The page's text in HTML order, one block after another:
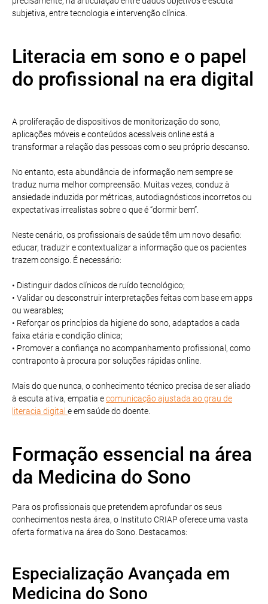
subjetiva, entre tecnologia e intervenção clínica.
Literacia em sono e o papel
do profissional na era digital
A proliferação de dispositivos de monitorização do sono,
aplicações móveis e conteúdos acessíveis online está a
transformar a relação das pessoas com o seu próprio descanso.
No entanto, esta abundância de informação nem sempre se
traduz numa melhor compreensão. Muitas vezes, conduz à
ansiedade induzida por métricas, autodiagnósticos incorretos ou
expectativas irrealistas sobre o que é “dormir bem”.
Neste cenário, os profissionais de saúde têm um novo desafio:
educar, traduzir e contextualizar a informação que os pacientes
trazem consigo. É necessário:
• Distinguir dados clínicos de ruído tecnológico;
• Validar ou desconstruir interpretações feitas com base em apps
ou wearables;
• Reforçar os princípios da higiene do sono, adaptados a cada
faixa etária e condição clínica;
• Promover a confiança no acompanhamento profissional, como
contraponto à procura por soluções rápidas online.
Mais do que nunca, o conhecimento técnico precisa de ser aliado
à escuta ativa, empatia ecomunicação ajustada ao grau de
literacia digital e em saúde do doente.
Formação essencial na área
da Medicina do Sono
Para os profissionais que pretendem aprofundar os seus
conhecimentos nesta área, o Instituto CRIAP oferece uma vasta
oferta formativa na área do Sono. Destacamos:
Especialização Avançada em
Medicina do Sono